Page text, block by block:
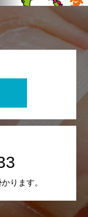
ります。